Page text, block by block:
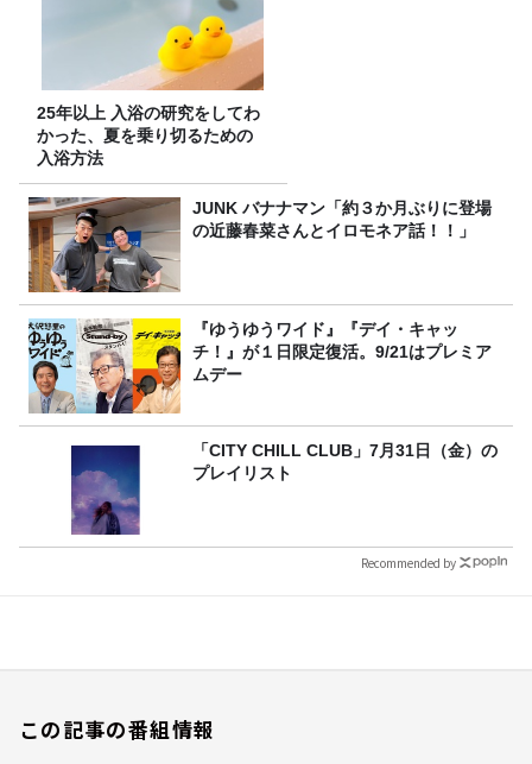
25年以上 入浴の研究をしてわ
かった、夏を乗り切るための
入浴方法
JUNK バナナマン「約３か月ぶりに登場
の近藤春菜さんとイロモネア話！！」
『ゆうゆうワイド』『デイ・キャッ
チ！』が１日限定復活。9/21はプレミア
ムデー
「CITY CHILL CLUB」7月31日（金）の
プレイリスト
Recommended by
この記事の番組情報